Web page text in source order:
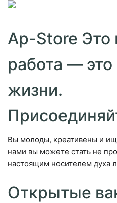
Ap-Store Это
работа — это
жизни.
Вы молоды, креативены и
нами вы можете стать не
настоящим носителем духа
Открытые